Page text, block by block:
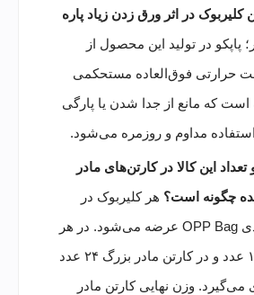
کلیربوک در اثر ورق زدن زیاد پاره
پاپکو در تولید این محصول از
حرارتی فوق‌العاده مستحکمی
است که مانع از جدا شدن یا پارگی
استفاده مداوم و روزمره می‌شود.
این کالا در کارتن‌های مادر
چگونه است؟ هر کلیربوک در
بسته‌بندی فردی OPP Bag عرضه می‌شود. در هر
جعبه کوچک ۱۲ عدد و در کارتن مادر بزرگ ۲۴ عدد
می‌گیرد. وزن نهایی کارتن مادر